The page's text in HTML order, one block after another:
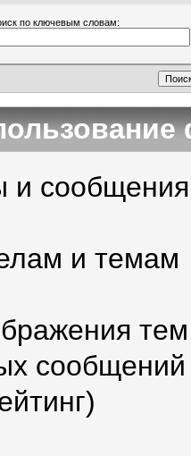
по ключевым словам:
и сообщения
и темам
тем